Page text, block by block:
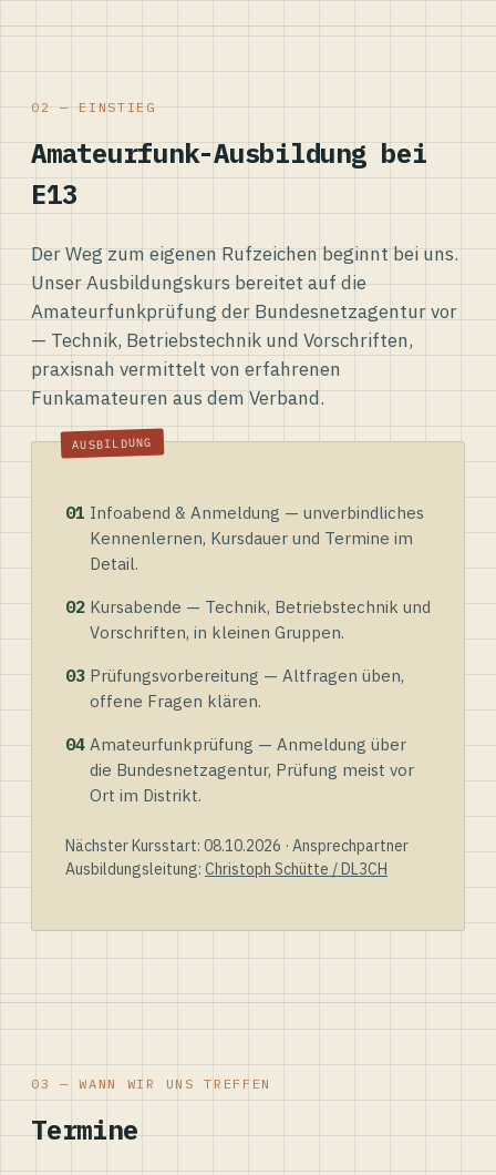
02 — EINSTIEG
Amateurfunk-Ausbildung bei
E13
Der Weg zum eigenen Rufzeichen beginnt bei uns.
Unser Ausbildungskurs bereitet auf die
Amateurfunkprüfung der Bundesnetzagentur vor
— Technik, Betriebstechnik und Vorschriften,
praxisnah vermittelt von erfahrenen
Funkamateuren aus dem Verband.
01 Infoabend & Anmeldung — unverbindliches
Kennenlernen, Kursdauer und Termine im
Detail.
02 Kursabende — Technik, Betriebstechnik und
Vorschriften, in kleinen Gruppen.
03 Prüfungsvorbereitung — Altfragen üben,
offene Fragen klären.
04 Amateurfunkprüfung — Anmeldung über
die Bundesnetzagentur, Prüfung meist vor
Ort im Distrikt.
Nächster Kursstart: 08.10.2026 · Ansprechpartner
Ausbildungsleitung: Christoph Schütte / DL3CH
03 — WANN WIR UNS TREFFEN
Termine